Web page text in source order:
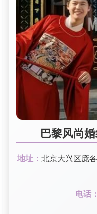
巴黎风尚婚
地址： 北京大兴区庞
电话：